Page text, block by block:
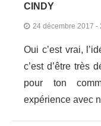
CINDY
24 décembre 2017 -
Oui c’est vrai,
c’est d’être très
pour ton
expérience avec